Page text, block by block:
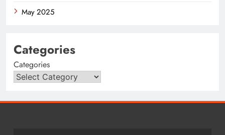
May 2025
Categories
Categories